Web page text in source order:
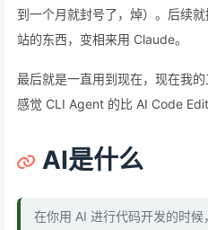
到一个月就封号了，焯）。后续
站的东西，变相来用 Claude。
最后就是一直用到现在，现在我
感觉 CLI Agent 的比 AI Code
AI是什么
在你用 AI 进行代码开发的时